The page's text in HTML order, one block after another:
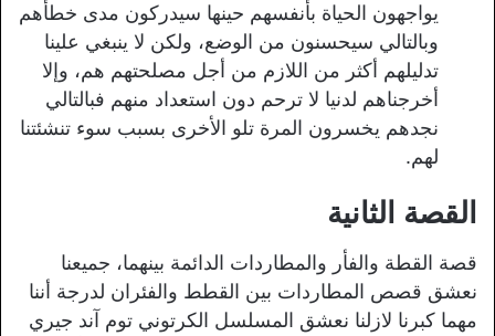
يواجهون الحياة بأنفسهم حينها سيدركون مدى خطأهم
وبالتالي سيحسنون من الوضع، ولكن لا ينبغي علينا
تدليلهم أكثر من اللازم من أجل مصلحتهم هم، وإلا
أخرجناهم لدنيا لا ترحم دون استعداد منهم فبالتالي
نجدهم يخسرون المرة تلو الأخرى بسبب سوء تنشئتنا
لهم.
القصة الثانية
قصة القطة والفأر والمطاردات الدائمة بينهما، جميعنا
نعشق قصص المطاردات بين القطط والفئران لدرجة أننا
مهما كبرنا لازلنا نعشق المسلسل الكرتوني توم آند جيري